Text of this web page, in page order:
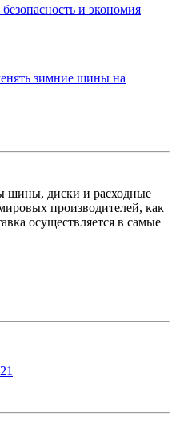
и экономия
зимние шины на
шины, диски и расходные
производителей, как
осуществляется в самые